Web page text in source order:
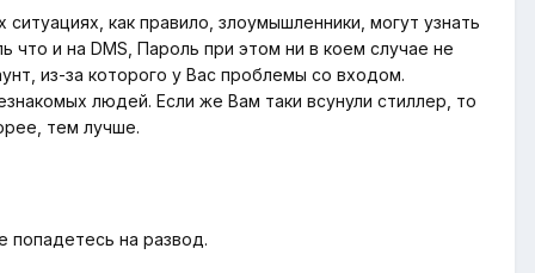
как правило, злоумышленники, могут узнать
что и на DMS, Пароль при этом ни в коем случае не
из-за которого у Bас проблемы со входом.
людей. Если же Bам таки всунули стиллер, то
тем лучше.
попадетесь на развод.